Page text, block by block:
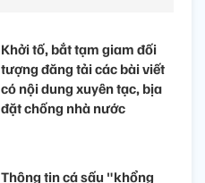
Khởi tố, bắt tạm giam đối
tượng đăng tải các bài viết
có nội dung xuyên tạc, bịa
đặt chống nhà nước
Thông tin cá sấu "khổng